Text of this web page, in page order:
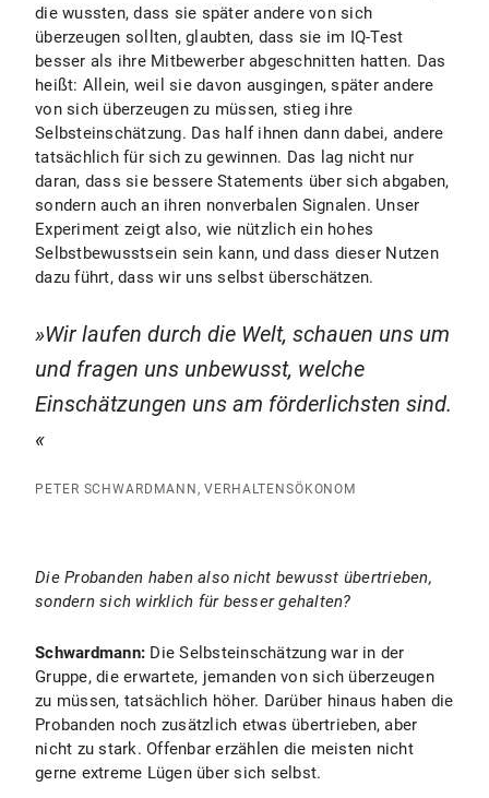
die wussten, dass sie später andere von sich
überzeugen sollten, glaubten, dass sie im IQ-Test
besser als ihre Mitbewerber abgeschnitten hatten. Das
heißt: Allein, weil sie davon ausgingen, später andere
von sich überzeugen zu müssen, stieg ihre
Selbsteinschätzung. Das half ihnen dann dabei, andere
tatsächlich für sich zu gewinnen. Das lag nicht nur
daran, dass sie bessere Statements über sich abgaben,
sondern auch an ihren nonverbalen Signalen. Unser
Experiment zeigt also, wie nützlich ein hohes
Selbstbewusstsein sein kann, und dass dieser Nutzen
dazu führt, dass wir uns selbst überschätzen.
Wir laufen durch die Welt, schauen uns um
und fragen uns unbewusst, welche
Einschätzungen uns am förderlichsten sind.
PETER SCHWARDMANN, VERHALTENSÖKONOM
Die Probanden haben also nicht bewusst übertrieben,
sondern sich wirklich für besser gehalten?
Schwardmann: Die Selbsteinschätzung war in der
Gruppe, die erwartete, jemanden von sich überzeugen
zu müssen, tatsächlich höher. Darüber hinaus haben die
Probanden noch zusätzlich etwas übertrieben, aber
nicht zu stark. Offenbar erzählen die meisten nicht
gerne extreme Lügen über sich selbst.